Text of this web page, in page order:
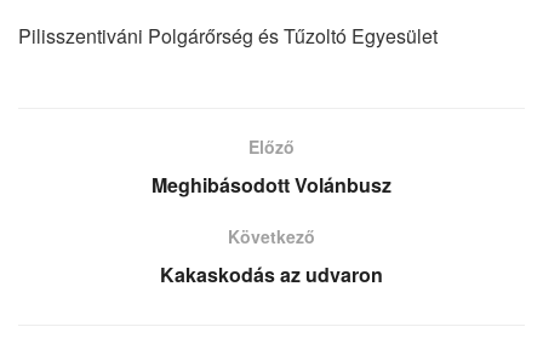
Pilisszentiváni Polgárőrség és Tűzoltó Egyesület
Előző
Meghibásodott Volánbusz
Következő
Kakaskodás az udvaron